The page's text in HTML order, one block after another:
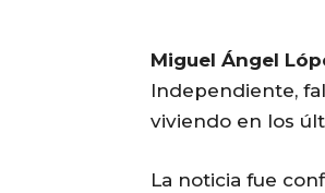
Miguel Ángel
Independiente,
viviendo en los
La noticia fue